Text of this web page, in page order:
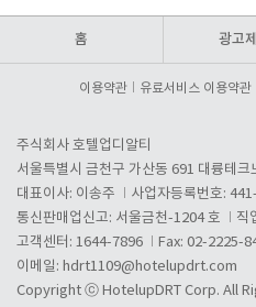
홈 광고
이용약관 유료서비스 이용약관
주식회사 호텔업디알티
서울특별시 금천구 가산동 691 대륭테
대표이사: 이송주
사업자등록번호:
통신판매업신고: 서울금천-1204 호
직
고객센터: 1644-7896
Fax: 02-2225-
이메일: hdrt1109@hotelupdrt.com
Copyright ⓒ HotelupDRT Corp. All